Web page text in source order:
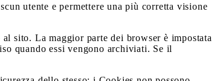
utente e permettere una più corretta visione
sito. La maggior parte dei browser è impostata
quando essi vengono archiviati. Se il